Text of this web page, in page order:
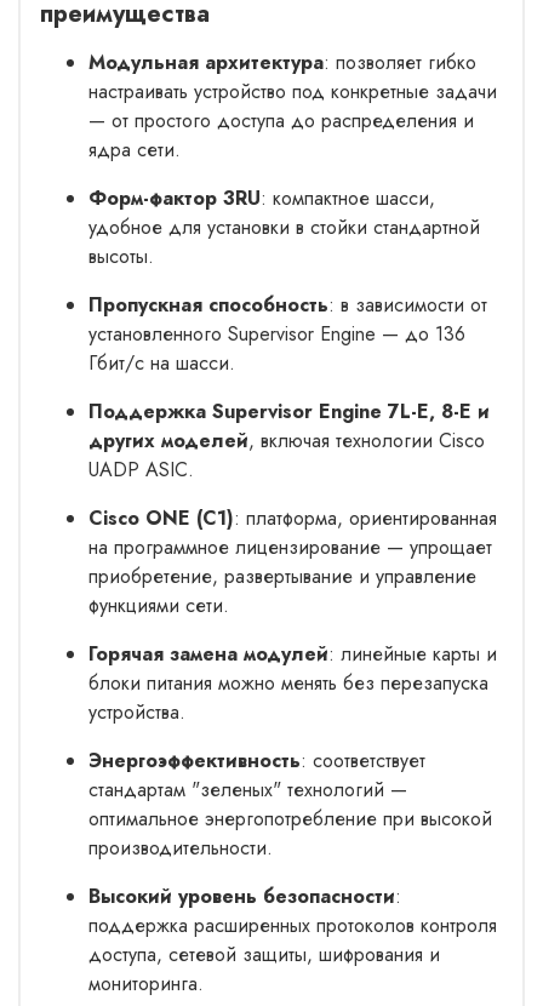
преимущества
Модульная архитектура: позволяет гибко
настраивать устройство под конкретные задачи
— от простого доступа до распределения и
ядра сети.
Форм-фактор 3RU: компактное шасси,
удобное для установки в стойки стандартной
высоты.
Пропускная способность: в зависимости от
установленного Supervisor Engine — до 136
Гбит/с на шасси.
Поддержка Supervisor Engine 7L-E, 8-E и
других моделей, включая технологии Cisco
UADP ASIC.
Cisco ONE (C1): платформа, ориентированная
на программное лицензирование — упрощает
приобретение, развертывание и управление
функциями сети.
Горячая замена модулей: линейные карты и
блоки питания можно менять без перезапуска
устройства.
Энергоэффективность: соответствует
стандартам "зеленых" технологий —
оптимальное энергопотребление при высокой
производительности.
Высокий уровень безопасности:
поддержка расширенных протоколов контроля
доступа, сетевой защиты, шифрования и
мониторинга.